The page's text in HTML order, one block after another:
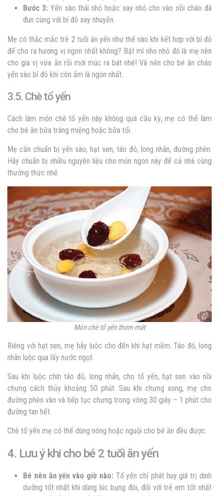
Bước 3: Yến sào thái nhỏ hoặc xay nhỏ cho vào nồi cháo đã
đun cùng với bí đỏ xay nhuyễn.
Mẹ có thắc mắctrẻ 2 tuổi ăn yến như thế nàokhi kết hợp với bí đỏ
để cho ra hương vị ngon nhất không? Bật mí nho nhỏ đó là mẹ nên
cho gia vị vừa ăn rồi mới múc ra bát nhé! Và nên cho bé ăn cháo
yến sào bí đỏ khi còn ấm là ngon nhất.
3.5. Chè tổ yến
Cách làm món chè tổ yến này không quá cầu kỳ, mẹ có thể làm
cho bé ăn bữa tráng miệng hoặc bữa tối.
Mẹ cần chuẩn bị yến sào, hạt sen, táo đỏ, long nhãn, đường phèn.
Hãy chuẩn bị nhiều nguyên liệu cho món ngon này để cả nhà cùng
thưởng thức nhé.
Món chè tổ yến thơm mát
Riêng với hạt sen, mẹ hãy luộc cho đến khi hạt mềm. Táo đỏ, long
nhãn luộc qua lấy nước ngọt.
Sau khi luộc chín táo đỏ, long nhãn, cho tổ yến, hạt sen vào nồi
chưng cách thủy khoảng 50 phút. Sau khi chưng xong, mẹ cho
đường phèn vào và tiếp tục chưng trong vòng 30 giây – 1 phút cho
đường tan hết.
Chè tổ yến mẹ có thể dùng nóng hoặc nguội cho bé ăn đều được.
4. Lưu ý khi cho bé 2 tuổi ăn yến
Bé nên ăn yến vào giờ nào: Tổ yến chỉ phát huy giá trị dinh
dưỡng tốt nhất khi dùng lúc bụng đói, đối với trẻ em tốt nhất